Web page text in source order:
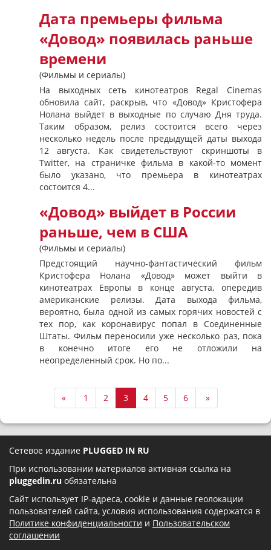
Дата премьеры фильма
«Довод» появилась раньше
времени
(Фильмы и сериалы)
На выходных сеть кинотеатров Regal Cinemas
обновила сайт, раскрыв, что «Довод» Кристофера
Нолана выйдет в выходные по случаю Дня труда.
Таким образом, релиз состоится всего через
несколько недель после предыдущей даты выхода
12 августа. Как свидетельствуют скриншоты в
Twitter, на страничке фильма в какой-то момент
было указано, что премьера в кинотеатрах
состоится 4...
«Довод» выйдет в России
раньше, чем в США
(Фильмы и сериалы)
Предстоящий научно-фантастический фильм
Кристофера Нолана «Довод» может выйти в
кинотеатрах Европы в конце августа, опередив
американские релизы. Дата выхода фильма,
вероятно, была одной из самых горячих новостей с
тех пор, как коронавирус попал в Соединенные
Штаты. Фильм переносили уже несколько раз, пока
в конечно итоге его не отложили на
неопределенный срок. Но по...
« 1 2 3 4 5 6 »
Сетевое издание PLUGGED IN RU
При использовании материалов активная ссылка на
pluggedin.ru обязательна
Сайт использует IP-адреса, cookie и данные геолокации
пользователей сайта, условия использования содержатся в
Политике конфиденциальности и Пользовательском
соглашении